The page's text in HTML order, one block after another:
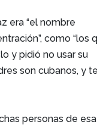
era “el nombre
como “los
y pidió no usar su
son cubanos, y
personas de esa